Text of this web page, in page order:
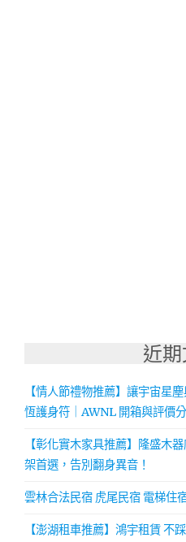
近
【情人節禮物推薦】讓宇宙星
恆護身符｜AWNL 開箱與評價
【彰化實木家具推薦】隆盛木
架首選，告別翻身異音！
雲林合法民宿 虎尾民宿 電梯住
【澎湖租車推薦】鴻宇租賃 不